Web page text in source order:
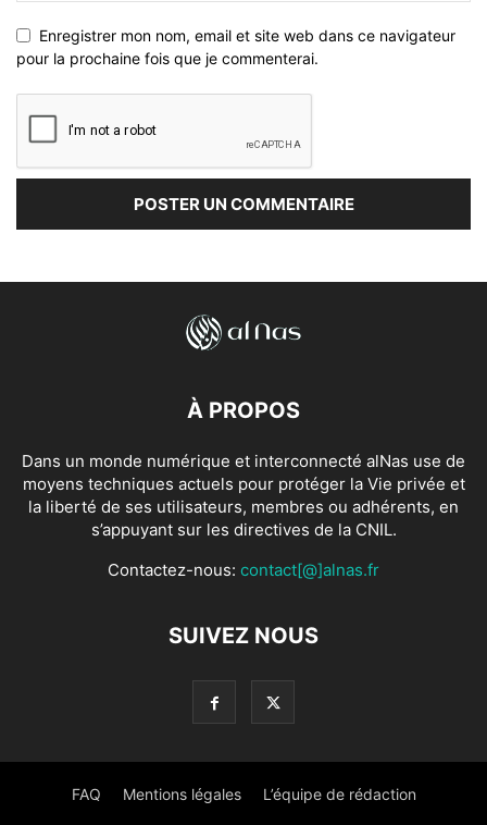
Enregistrer mon nom, email et site web dans ce navigateur
pour la prochaine fois que je commenterai.
À PROPOS
Dans un monde numérique et interconnecté alNas use de
moyens techniques actuels pour protéger la Vie privée et
la liberté de ses utilisateurs, membres ou adhérents, en
s’appuyant sur les directives de la CNIL.
Contactez-nous: contact[@]alnas.fr
SUIVEZ NOUS
FAQ Mentions légales L’équipe de rédaction